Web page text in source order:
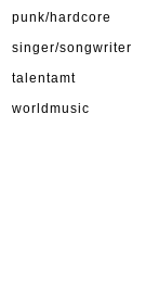
punk/hardcore
singer/songwriter
talentamt
worldmusic